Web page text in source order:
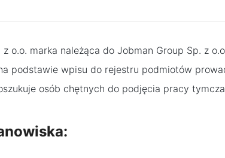
z o.o. marka należąca do Jobman Group Sp. z
podstawie wpisu do rejestru podmiotów
osób chętnych do podjęcia pracy